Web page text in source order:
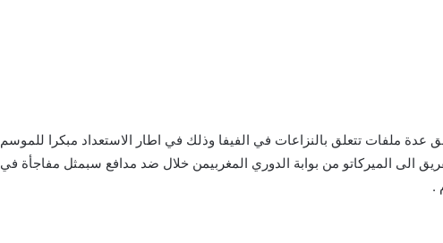
عدة ملفات تتعلق بالنزاعات في الفيفا وذلك في اطار الاستعداد مبكرا للموسم
الى الميركاتو من بوابة الدوري المغربيمن خلال ضد مدافع سبمثل مفاجأة في
.